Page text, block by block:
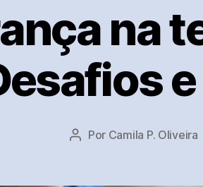
na
Autor
Por Camila P. Oliveira